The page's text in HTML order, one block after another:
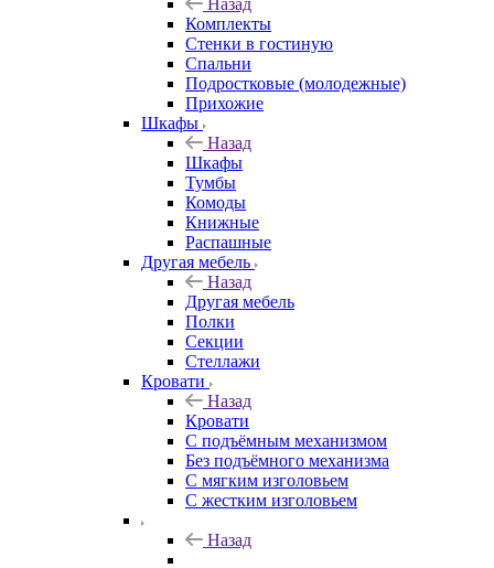
Назад
Комплекты
Стенки в гостиную
Спальни
Подростковые (молодежные)
Прихожие
Шкафы
Назад
Шкафы
Тумбы
Комоды
Книжные
Распашные
Другая мебель
Назад
Другая мебель
Полки
Секции
Стеллажи
Кровати
Назад
Кровати
С подъёмным механизмом
Без подъёмного механизма
С мягким изголовьем
С жестким изголовьем
Назад